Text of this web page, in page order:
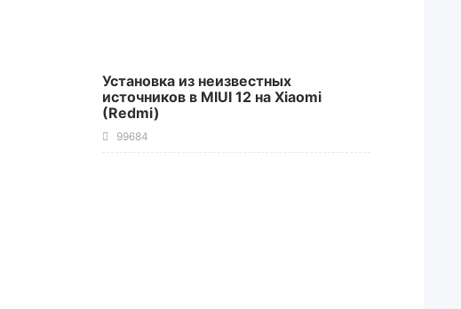
Установка из неизвестных
источников в MIUI 12 на Xiaomi
(Redmi)
99684